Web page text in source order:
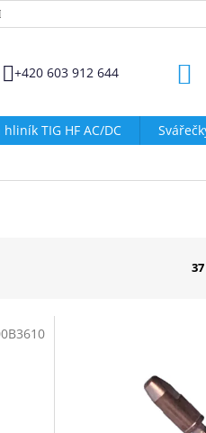
OCHRANY OSOBNÍCH ÚDAJŮ
+420 603 912 644
TIG HF AC/DC
37